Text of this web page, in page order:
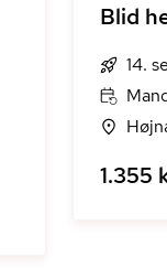
Blid
14.
1.355